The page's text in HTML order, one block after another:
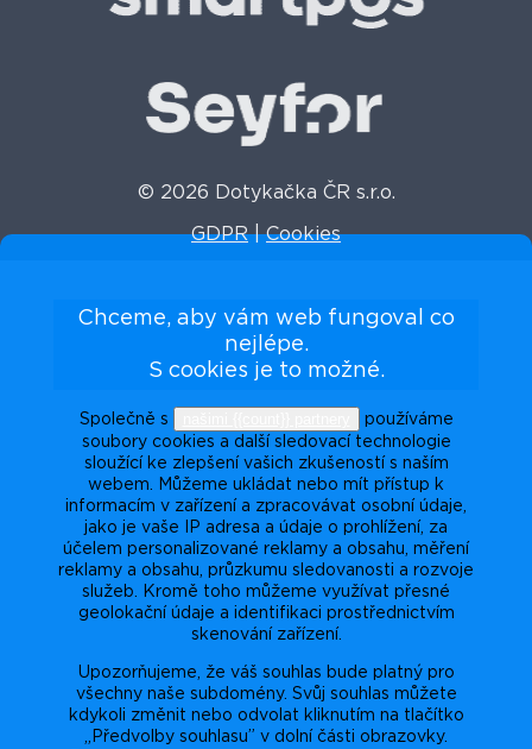
© 2026 Dotykačka ČR s.r.o.
GDPR|Cookies
Chceme, aby vám web fungoval co
nejlépe.
S cookies je to možné.
Společně s
používáme
soubory cookies a další sledovací technologie
sloužící ke zlepšení vašich zkušeností s naším
webem. Můžeme ukládat nebo mít přístup k
informacím v zařízení a zpracovávat osobní údaje,
jako je vaše IP adresa a údaje o prohlížení, za
účelem personalizované reklamy a obsahu, měření
reklamy a obsahu, průzkumu sledovanosti a rozvoje
služeb. Kromě toho můžeme využívat přesné
geolokační údaje a identifikaci prostřednictvím
skenování zařízení.
Upozorňujeme, že váš souhlas bude platný pro
všechny naše subdomény. Svůj souhlas můžete
kdykoli změnit nebo odvolat kliknutím na tlačítko
„Předvolby souhlasu” v dolní části obrazovky.